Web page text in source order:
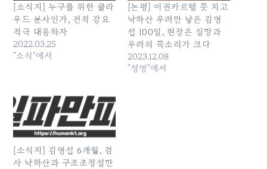
[소식지] 누구를 위한 클라
우드 분사인가, 전적 강요
적극 대응하자
2022.03.25
"소식"에서
[논평] 이권카르텔 못 치고
낙하산 우려만 낳은 김영
섭 100일, 현장은 실망과
우려의 목소리가 크다
2023.12.08
"성명"에서
[소식지] 김영섭 6개월, 검
사 낙하산과 구조조정설만